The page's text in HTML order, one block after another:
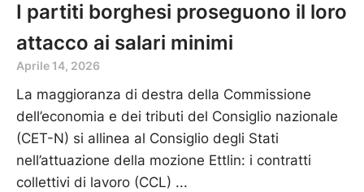
I partiti borghesi proseguono il loro
attacco ai salari minimi
Aprile 14, 2026
La maggioranza di destra della Commissione
dell’economia e dei tributi del Consiglio nazionale
(CET-N) si allinea al Consiglio degli Stati
nell’attuazione della mozione Ettlin: i contratti
collettivi di lavoro (CCL)